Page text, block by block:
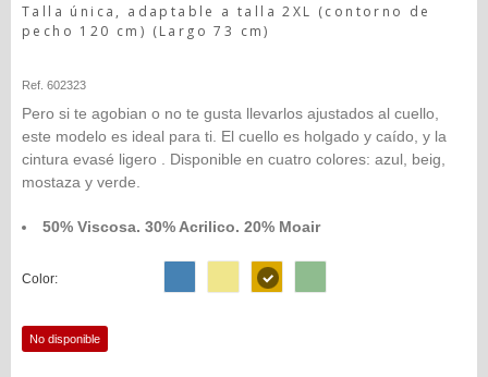
Talla única, adaptable a talla 2XL (contorno de
pecho 120 cm) (Largo 73 cm)
Ref. 602323
Pero si te agobian o no te gusta llevarlos ajustados al cuello,
este modelo es ideal para ti. El cuello es holgado y caído, y la
cintura evasé ligero . Disponible en cuatro colores: azul, beig,
mostaza y verde.
50% Viscosa. 30% Acrilico. 20% Moair
Color:
No disponible